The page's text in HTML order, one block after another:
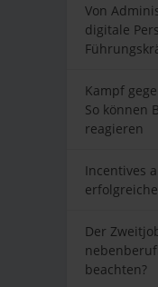
Von
digitale
Kampf
So können
reagieren
Incentives
Der
beachten?